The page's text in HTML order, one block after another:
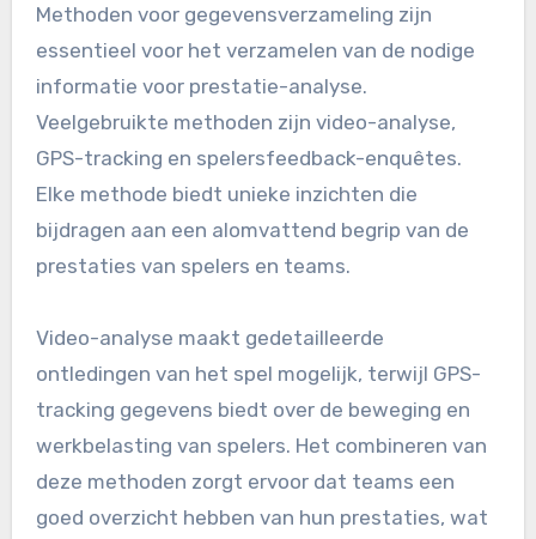
Methoden voor gegevensverzameling zijn
essentieel voor het verzamelen van de nodige
informatie voor prestatie-analyse.
Veelgebruikte methoden zijn video-analyse,
GPS-tracking en spelersfeedback-enquêtes.
Elke methode biedt unieke inzichten die
bijdragen aan een alomvattend begrip van de
prestaties van spelers en teams.
Video-analyse maakt gedetailleerde
ontledingen van het spel mogelijk, terwijl GPS-
tracking gegevens biedt over de beweging en
werkbelasting van spelers. Het combineren van
deze methoden zorgt ervoor dat teams een
goed overzicht hebben van hun prestaties, wat